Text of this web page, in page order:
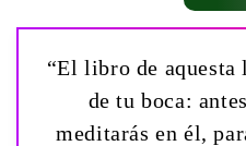
“El libro de aquesta
de tu boca:
meditarás en él,